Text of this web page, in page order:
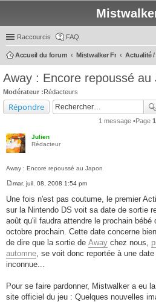
Raccourcis FAQ
Accueil du forum Mistwalker Fr
Away : Encore repoussé au
Modérateur :Rédacteurs
Répondre
1 message •Page 1
Julien
Rédacteur
Away : Encore repoussé au Japon
s
s
a
g
e
mar. juil. 08, 2008 1:54 pm
Une fois n'est pas coutume, le premier
sur la Nintendo DS voit sa date de sortie
août qu'il faudra attendre le prochain
octobre prochain. Cette date concerne
de dire que la sortie de Away chez nous,
automne , se voit donc reportée à une
inconnue...
Pour se faire pardonner, Mistwalker a eu
site officiel du jeu : Quelques nouvelles